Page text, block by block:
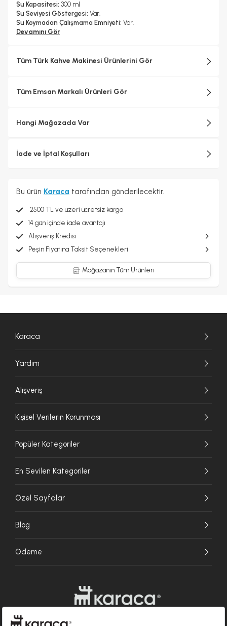
Su Kapasitesi: 300 ml
Su Seviyesi Göstergesi: Var.
Su Koymadan Çalışmama Emniyeti: Var.
Taşma Emniyeti:
Devamını Gör
Tüm Türk Kahve Makinesi Ürünlerini Gör
Tüm Emsan Markalı Ürünleri Gör
Hangi Mağazada Var
İade ve İptal Koşulları
Bu ürün Karaca tarafından gönderilecektir.
2500 TL ve üzeri ücretsiz kargo
14 gün içinde iade avantajı
Alışveriş Kredisi
Peşin Fiyatına Taksit Seçenekleri
Mağazanın Tüm Ürünleri
Karaca
Yardım
Alışveriş
Kişisel Verilerin Korunması
Popüler Kategoriler
En Sevilen Kategoriler
Özel Sayfalar
Blog
Ödeme